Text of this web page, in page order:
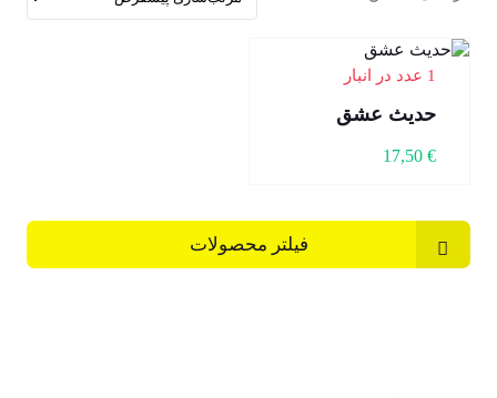
1 عدد در انبار
حدیث عشق
17,50 €
فیلتر محصولات